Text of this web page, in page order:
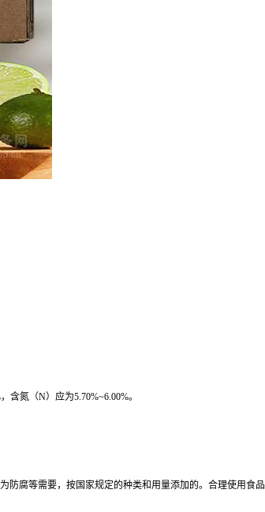
氮（N）应为5.70%~6.00%。
腐等需要，按国家规定的种类和用量添加的。合理使用食